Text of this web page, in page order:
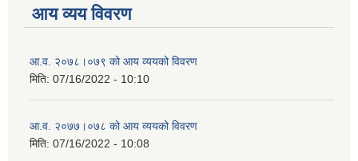
आय व्यय विवरण
आ.व. २०७८।०७९ को आय व्ययको विवरण
मिति: 07/16/2022 - 10:10
आ.व. २०७७।०७८ को आय व्ययको विवरण
मिति: 07/16/2022 - 10:08